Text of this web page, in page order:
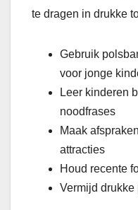
te dragen in drukke
Gebruik
voor jonge
Leer kinderen
noodfrases
Maak
attracties
Houd recente
Vermijd